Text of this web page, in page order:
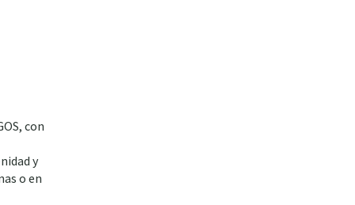
con
y
o en